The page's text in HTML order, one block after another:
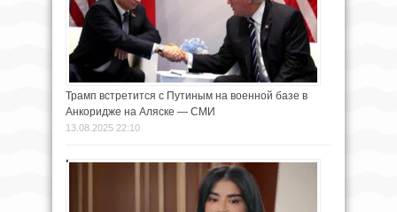
Трамп встретится с Путиным на военной базе в
Анкоридже на Аляске — СМИ
13.08.2025 22:10